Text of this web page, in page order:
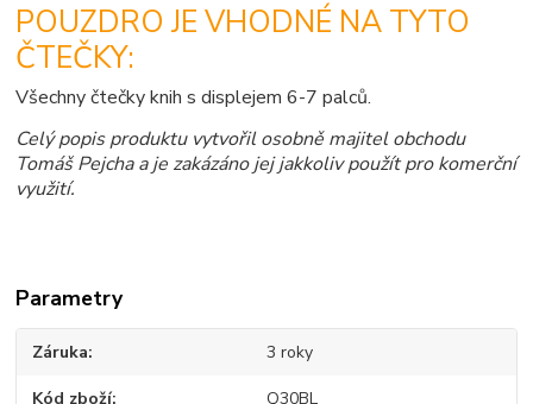
POUZDRO JE VHODNÉ NA TYTO
ČTEČKY:
Všechny čtečky knih s displejem 6-7 palců.
Celý popis produktu vytvořil osobně majitel obchodu
Tomáš Pejcha a je zakázáno jej jakkoliv použít pro komerční
využití.
Parametry
Záruka 3 roky
Kód zboží Q30BL